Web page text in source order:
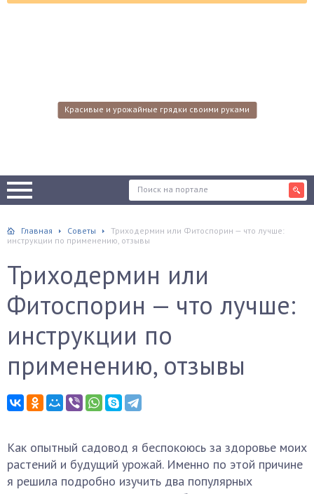
Красивые и урожайные грядки своими руками
Главная Советы
Триходермин или Фитоспорин — что лучше:
инструкции по применению, отзывы
Триходермин или
Фитоспорин — что лучше:
инструкции по
применению, отзывы
Как опытный садовод я беспокоюсь за здоровье моих
растений и будущий урожай. Именно по этой причине
я решила подробно изучить два популярных